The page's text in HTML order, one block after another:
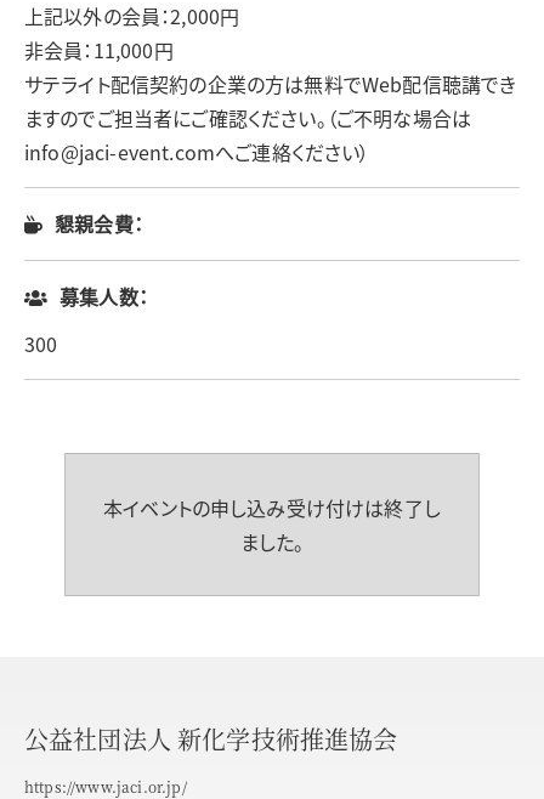
上記以外の会員：2,000円
非会員：11,000円
サテライト配信契約の企業の方は無料でWeb配信聴講でき
ますのでご担当者にご確認ください。（ご不明な場合は
info@jaci-event.comへご連絡ください）
懇親会費：
募集人数：
300
本イベントの申し込み受け付けは終了し
ました。
公益社団法人 新化学技術推進協会
https://www.jaci.or.jp/